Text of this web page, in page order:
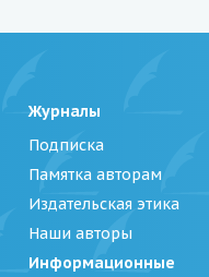
Журналы
Подписка
Памятка авторам
Издательская этика
Наши авторы
Информационные